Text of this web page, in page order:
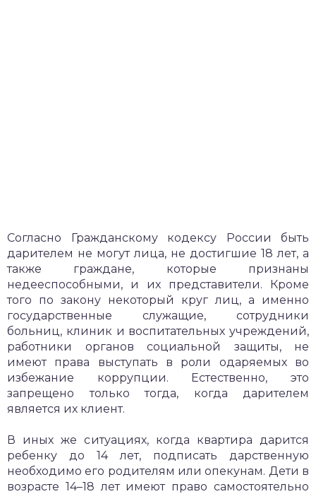
Согласно Гражданскому кодексу России быть
дарителем не могут лица, не достигшие 18 лет, а
также граждане, которые признаны
недееспособными, и их представители. Кроме
того по закону некоторый круг лиц, а именно
государственные служащие, сотрудники
больниц, клиник и воспитательных учреждений,
работники органов социальной защиты, не
имеют права выступать в роли одаряемых во
избежание коррупции. Естественно, это
запрещено только тогда, когда дарителем
является их клиент.
В иных же ситуациях, когда квартира дарится
ребенку до 14 лет, подписать дарственную
необходимо его родителям или опекунам. Дети в
возрасте 14–18 лет имеют право самостоятельно